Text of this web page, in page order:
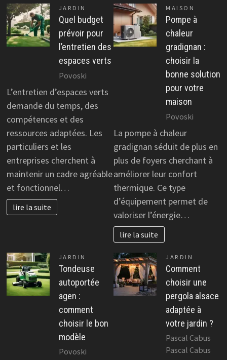
JARDIN
Quel budget
prévoir pour
l’entretien des
espaces verts
Povoski
L’entretien d’espaces verts
demande du temps, des
compétences et des
ressources adaptées. Les
particuliers et les
entreprises cherchent à
maintenir un cadre agréable
et fonctionnel…
lire la suite
MAISON
Pompe à
chaleur
gradignan :
choisir la
bonne solution
pour votre
maison
Povoski
La pompe à chaleur
gradignan séduit de plus en
plus de foyers cherchant à
améliorer leur confort
thermique. Ce type
d’équipement permet de
valoriser l’énergie…
lire la suite
JARDIN
Tondeuse
autoportée
agen :
comment
choisir le bon
modèle
Povoski
JARDIN
Comment
choisir une
pergola alsace
adaptée à
votre jardin ?
Pascal Cabus
Pascal Cabus